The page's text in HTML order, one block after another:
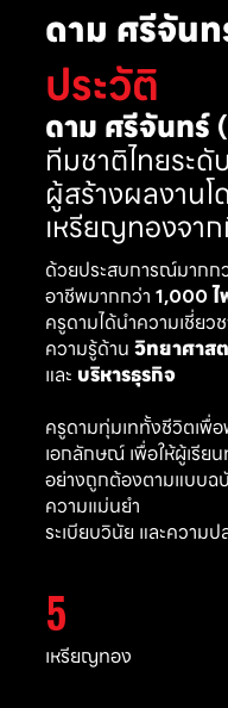
ดาม ศรีจัน
ประวัติ
ดาม ศรีจันทร์
ทีมชาติไทยระดั
ผู้สร้างผลงานโ
เหรียญทองจา
ด้วยประสบการณ์มากก
อาชีพมากกว่า 1,000 ไ
ครูดามได้นำความเชี่ย
ความรู้ด้าน วิทยาศาส
และ บริหารธุรกิจ
ครูดามทุ่มเททั้งชีวิตเ
เอกลักษณ์ เพื่อให้ผู้เรีย
อย่างถูกต้องตามแบบฉ
ความแม่นยำ
ระเบียบวินัย และความ
5
เหรียญทอง